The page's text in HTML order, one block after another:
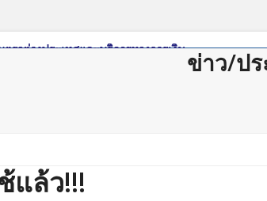
ข่าว/ป
แล้ว!!!